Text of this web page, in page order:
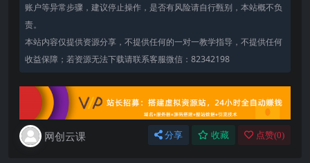
账户等异常步骤，建议停止操作，是否有风险请自行甄别，本站概不负
责。
本站内容仅提供资源分享，不提供任何的一对一教学指导，不提供任何
收益保障；若资源无法下载请联系客服微信：82342198
网创云课 分享 收藏 点赞(0)